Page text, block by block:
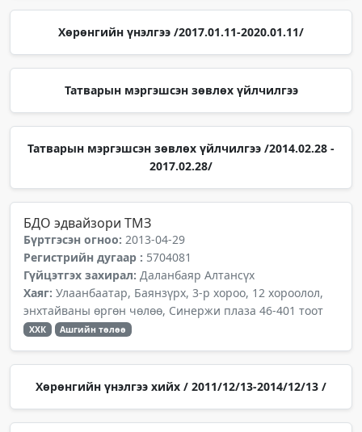
Хөрөнгийн үнэлгээ /2017.01.11-2020.01.11/
Татварын мэргэшсэн зөвлөх үйлчилгээ
Татварын мэргэшсэн зөвлөх үйлчилгээ /2014.02.28 -
2017.02.28/
БДО эдвайзори ТМЗ
Бүртгэсэн огноо: 2013-04-29
Регистрийн дугаар : 5704081
Гүйцэтгэх захирал: Даланбаяр Алтансүх
Хаяг: Улаанбаатар, Баянзүрх, 3-р хороо, 12 хороолол,
энхтайваны өргөн чөлөө, Синержи плаза 46-401 тоот
ХХК Ашгийн төлөө
Хөрөнгийн үнэлгээ хийх / 2011/12/13-2014/12/13 /